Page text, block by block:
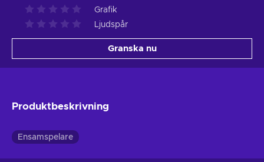
Grafik
Ljudspår
Granska nu
Produktbeskrivning
Ensamspelare